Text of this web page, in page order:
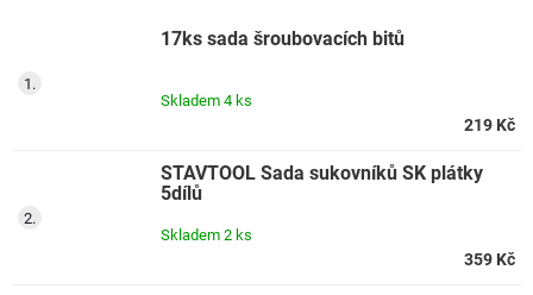
17ks sada šroubovacích bitů
Skladem 4 ks
219 Kč
STAVTOOL Sada sukovníků SK plátky
5dílů
Skladem 2 ks
359 Kč